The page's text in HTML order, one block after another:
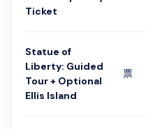
Ticket
Statue of
Liberty: Guided
Tour + Optional
Ellis Island
票